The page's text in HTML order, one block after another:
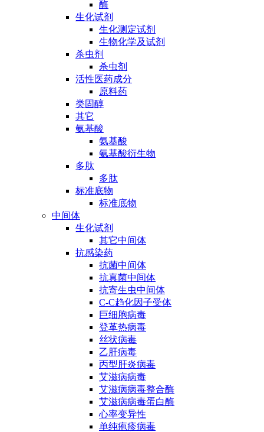
酶
生化试剂
生化测定试剂
生物化学及试剂
杀虫剂
杀虫剂
活性医药成分
原料药
类固醇
其它
氨基酸
氨基酸
氨基酸衍生物
多肽
多肽
标准底物
标准底物
中间体
生化试剂
其它中间体
抗感染药
抗菌中间体
抗真菌中间体
抗寄生虫中间体
C-C趋化因子受体
巨细胞病毒
登革热病毒
丝状病毒
乙肝病毒
丙型肝炎病毒
艾滋病病毒
艾滋病病毒整合酶
艾滋病病毒蛋白酶
心率变异性
单纯疱疹病毒